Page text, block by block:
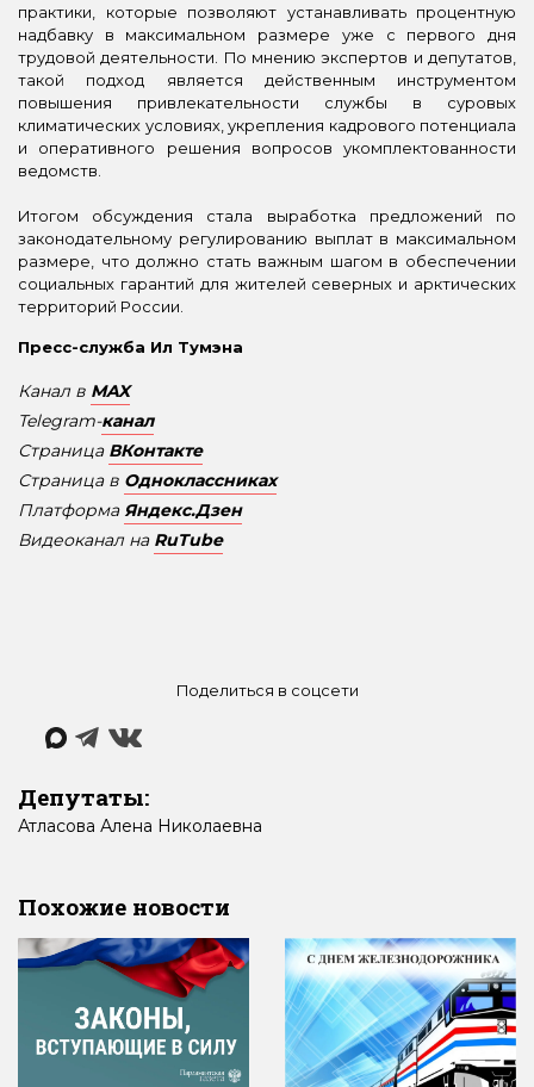
практики, которые позволяют устанавливать процентную
надбавку в максимальном размере уже с первого дня
трудовой деятельности. По мнению экспертов и депутатов,
такой подход является действенным инструментом
повышения привлекательности службы в суровых
климатических условиях, укрепления кадрового потенциала
и оперативного решения вопросов укомплектованности
ведомств.
Итогом обсуждения стала выработка предложений по
законодательному регулированию выплат в максимальном
размере, что должно стать важным шагом в обеспечении
социальных гарантий для жителей северных и арктических
территорий России.
Пресс-служба Ил Тумэна
Канал в MAX
Telegram-канал
Страница ВКонтакте
Страница в Одноклассниках
Платформа Яндекс.Дзен
Видеоканал на RuTube
Поделиться в соцсети
Депутаты:
Атласова Алена Николаевна
Похожие новости